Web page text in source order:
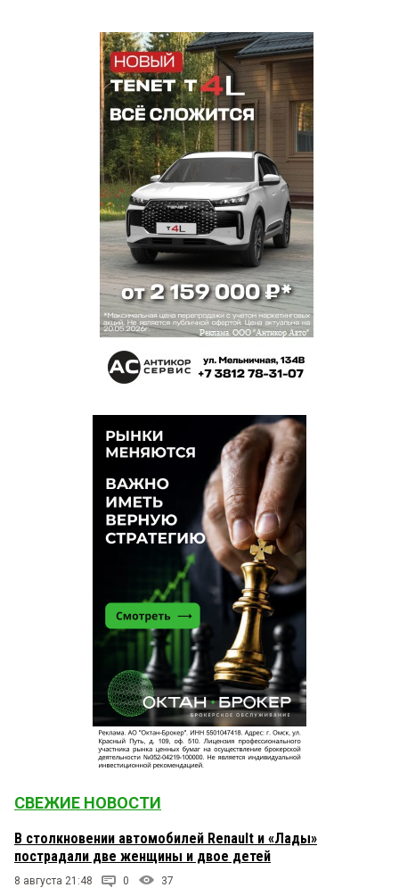
СВЕЖИЕ НОВОСТИ
В столкновении автомобилей Renault и «Лады»
пострадали две женщины и двое детей
8 августа 21:48 0 37